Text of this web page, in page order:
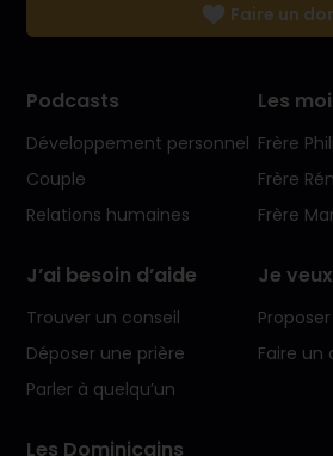
Faire un
Podcasts
Développement personnel
Couple
Relations humaines
Les
Frère
Frère
Frère
J’ai besoin d’aide
Trouver un conseil
Déposer une prière
Parler à quelqu’un
Je
Faire un
Les Dominicains